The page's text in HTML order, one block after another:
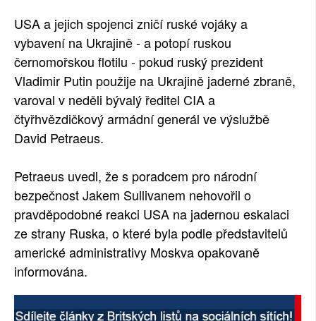
SOCIÁLNÍ SÍTĚ
RUBRIKY
PLNÁ VERZE STRÁNEK
USA a jejich spojenci zničí ruské vojáky a
vybavení na Ukrajině - a potopí ruskou
černomořskou flotilu - pokud ruský prezident
Vladimir Putin použije na Ukrajině jaderné zbraně,
varoval v neděli bývalý ředitel CIA a
čtyřhvězdičkový armádní generál ve výslužbě
David Petraeus.
Petraeus uvedl, že s poradcem pro národní
bezpečnost Jakem Sullivanem nehovořil o
pravděpodobné reakci USA na jadernou eskalaci
ze strany Ruska, o které byla podle představitelů
americké administrativy Moskva opakovaně
informována.